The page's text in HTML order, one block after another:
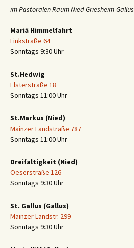
im Pastoralen Raum Nied-Griesheim-Gallus
Mariä Himmelfahrt
Linkstraße 64
Sonntags 9:30 Uhr
St.Hedwig
Elsterstraße 18
Sonntags 11:00 Uhr
St.Markus (Nied)
Mainzer Landstraße 787
Sonntags 11:00 Uhr
Dreifaltigkeit (Nied)
Oeserstraße 126
Sonntags 9:30 Uhr
St. Gallus (Gallus)
Mainzer Landstr. 299
Sonntags 9:30 Uhr